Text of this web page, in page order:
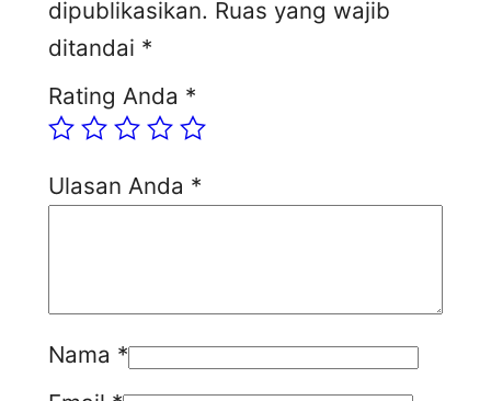
dipublikasikan. Ruas yang wajib
ditandai *
Rating Anda *
Ulasan Anda *
Nama *